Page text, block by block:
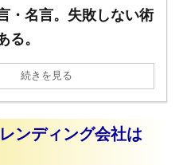
・名言。失敗しない術
る。
続きを見る
ンディング会社は